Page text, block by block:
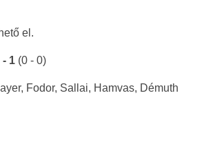
el.
- 1 (0 - 0)
Fodor, Sallai, Hamvas, Démuth